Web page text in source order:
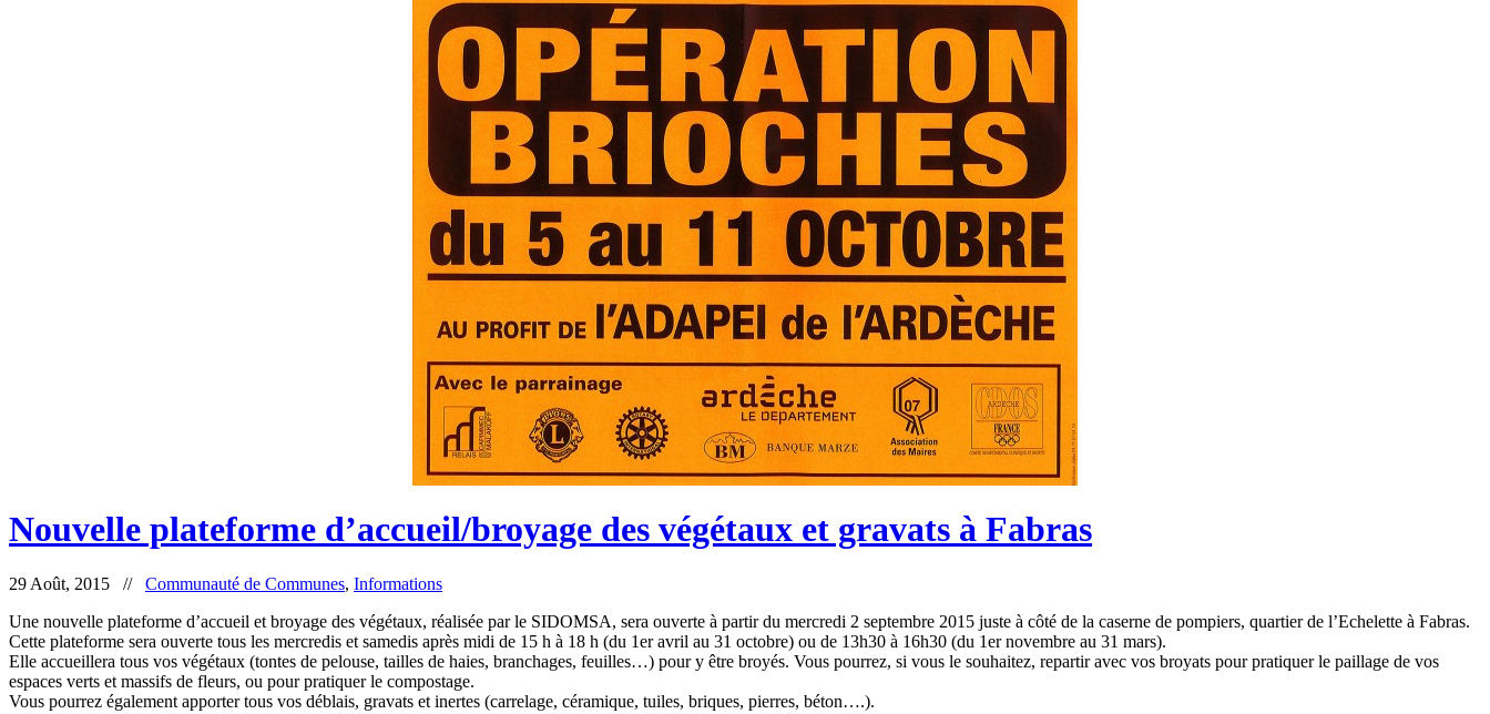
Nouvelle plateforme d’accueil/broyage des végétaux et gravats à Fabras
29 Août, 2015 // Communauté de Communes, Informations
Une nouvelle plateforme d’accueil et broyage des végétaux, réalisée par le SIDOMSA, sera ouverte à partir du mercredi 2 septembre 2015 juste à côté de la caserne de pompiers, quartier de l’Echelette à Fabras.
Cette plateforme sera ouverte tous les mercredis et samedis après midi de 15 h à 18 h (du 1er avril au 31 octobre) ou de 13h30 à 16h30 (du 1er novembre au 31 mars).
Elle accueillera tous vos végétaux (tontes de pelouse, tailles de haies, branchages, feuilles…) pour y être broyés. Vous pourrez, si vous le souhaitez, repartir avec vos broyats pour pratiquer le paillage de vos
espaces verts et massifs de fleurs, ou pour pratiquer le compostage.
Vous pourrez également apporter tous vos déblais, gravats et inertes (carrelage, céramique, tuiles, briques, pierres, béton….).